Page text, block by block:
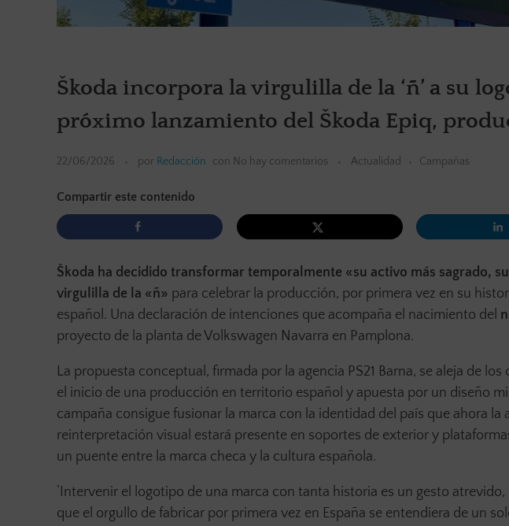
Škoda incorpora la virgulilla de la ‘ñ’ a su
próximo lanzamiento del Škoda Epiq,
22/06/2026 por Redacción con No hay comentarios Actualidad Campañas
Compartir este contenido
Škoda ha decidido transformar temporalmente «su activo más sagrado,
virgulilla de la «ñ» para celebrar la producción, por primera vez en su
español. Una declaración de intenciones que acompaña el nacimiento del
proyecto de la planta de Volkswagen Navarra en Pamplona.
La propuesta conceptual, firmada por la agencia PS21 Barna, se aleja de
el inicio de una producción en territorio español y apuesta por un diseño
campaña consigue fusionar la marca con la identidad del país que ahora la
reinterpretación visual estará presente en soportes de exterior y
un puente entre la marca checa y la cultura española.
‘Intervenir el logotipo de una marca con tanta historia es un gesto
que el orgullo de fabricar por primera vez en España se entendiera de un